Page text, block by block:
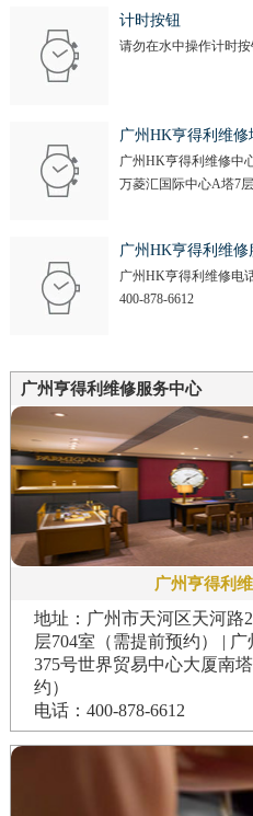
计时按钮
请勿在水中操作计时按
广州HK亨得利维修
广州HK亨得利维修中
万菱汇国际中心A塔7层
广州HK亨得利维
广州HK亨得利维修电
400-878-6612
广州亨得利维修服务中心
广州亨得利
地址：广州市天河区天河路
层704室（需提前预约） |
375号世界贸易中心大厦南
约）
电话：400-878-6612